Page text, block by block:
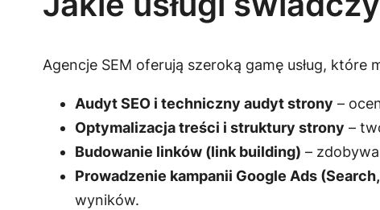
Agencje SEM oferują szeroką gamę usług,
Audyt SEO i techniczny audyt strony –
Optymalizacja treści i struktury strony –
Budowanie linków (link building) –
Prowadzenie kampanii Google Ads
wyników.